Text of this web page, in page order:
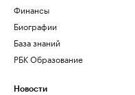
Финансы
Биографии
База знаний
РБК Образование
Новости